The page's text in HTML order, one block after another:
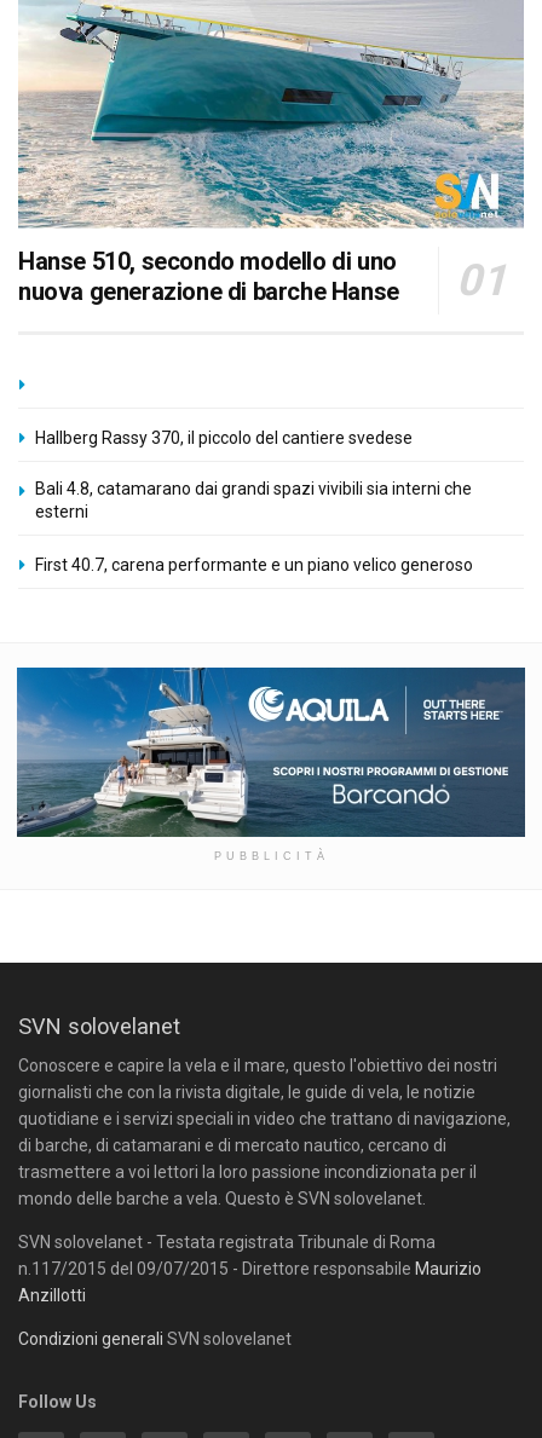
Hanse 510, secondo modello di uno
nuova generazione di barche Hanse
Hallberg Rassy 370, il piccolo del cantiere svedese
Bali 4.8, catamarano dai grandi spazi vivibili sia interni che
esterni
First 40.7, carena performante e un piano velico generoso
PUBBLICITÀ
SVN solovelanet
Conoscere e capire la vela e il mare, questo l'obiettivo dei nostri
giornalisti che con la rivista digitale, le guide di vela, le notizie
quotidiane e i servizi speciali in video che trattano di navigazione,
di barche, di catamarani e di mercato nautico, cercano di
trasmettere a voi lettori la loro passione incondizionata per il
mondo delle barche a vela. Questo è SVN solovelanet.
SVN solovelanet - Testata registrata Tribunale di Roma
n.117/2015 del 09/07/2015 - Direttore responsabile Maurizio
Anzillotti
Condizioni generali SVN solovelanet
Follow Us